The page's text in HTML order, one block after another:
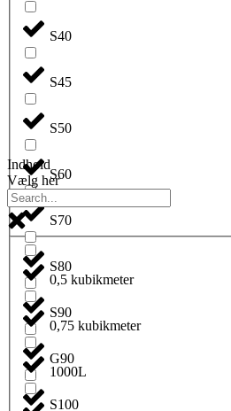
S40
S45
S50
S60
S70
S80
S90
G90
S100
Indhold
Vælg her
0,5 kubikmeter
0,75 kubikmeter
1000L